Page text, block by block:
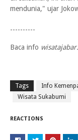
mendunia," ujar
----------
Baca info
Tags Info
Wisata Sukabumi
REACTIONS